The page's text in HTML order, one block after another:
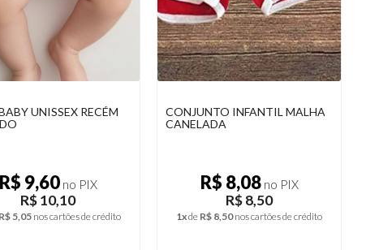
INFANTIL MALHA
R$ 8,08no PIX
R$ 8,50
R$ 8,50 nos cartões de crédito
PRESILHA COM LAÇOS
CHIQUES TODAS AS IDADES
R$ 11,37no PIX
R$ 11,97
2xde R$ 5,99 nos cartões de crédito